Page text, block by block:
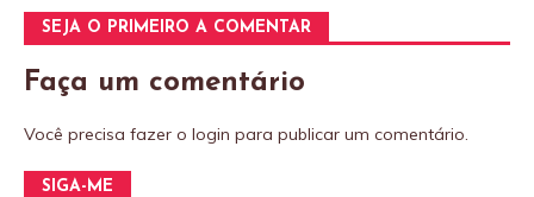
SEJA O PRIMEIRO A COMENTAR
Faça um comentário
Você precisa fazer o login para publicar um comentário.
SIGA-ME